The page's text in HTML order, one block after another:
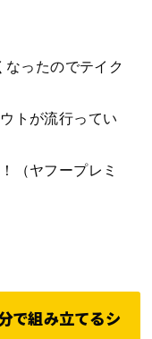
ったのでテイク
トが流行ってい
（ヤフープレミ
で組み立てるシ